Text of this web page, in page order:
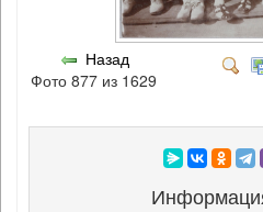
Назад
Фото 877 из 1629